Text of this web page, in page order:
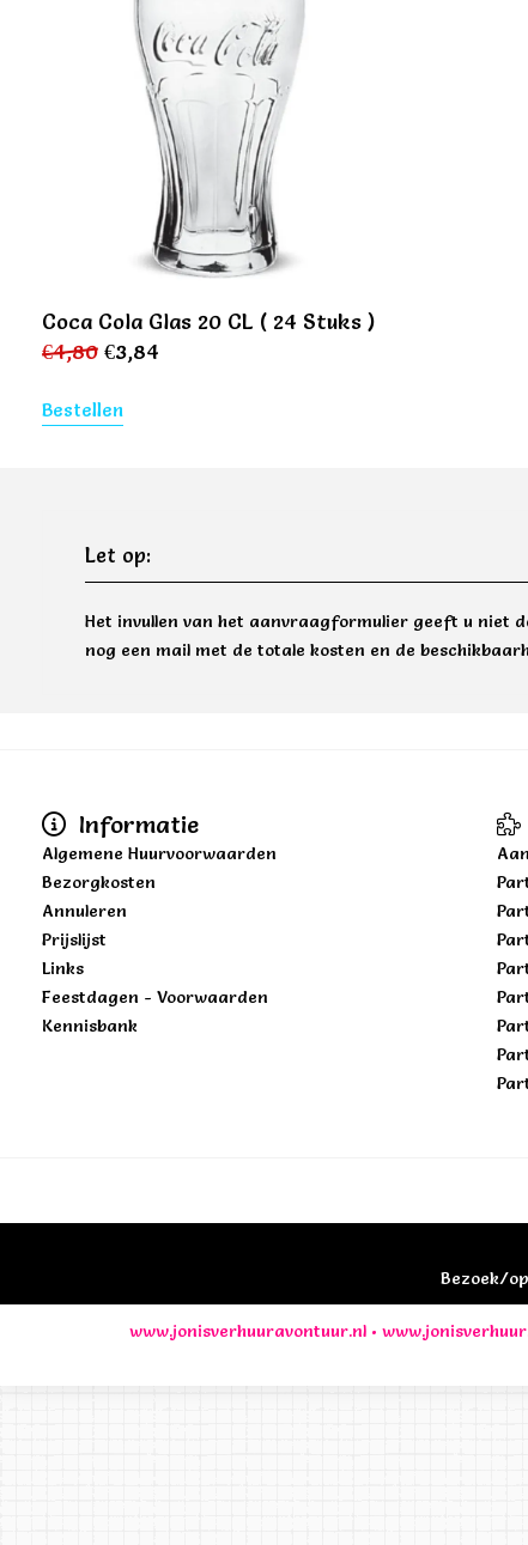
Coca Cola Glas 20 CL ( 24 Stuks )
€4,80 €3,84
Bestellen
Let op:
Het invullen van het aanvraagformulier geeft u niet
nog een mail met de totale kosten en de
Informatie
Algemene Huurvoorwaarden
Bezorgkosten
Annuleren
Prijslijst
Links
Feestdagen - Voorwaarden
Kennisbank
Bezoek/
www.jonisverhuuravontuur.nl •